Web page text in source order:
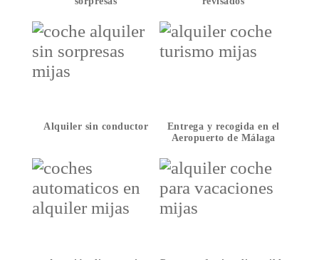
Alquiler sin conductor
Entrega y recogida en el
Aeropuerto de Málaga